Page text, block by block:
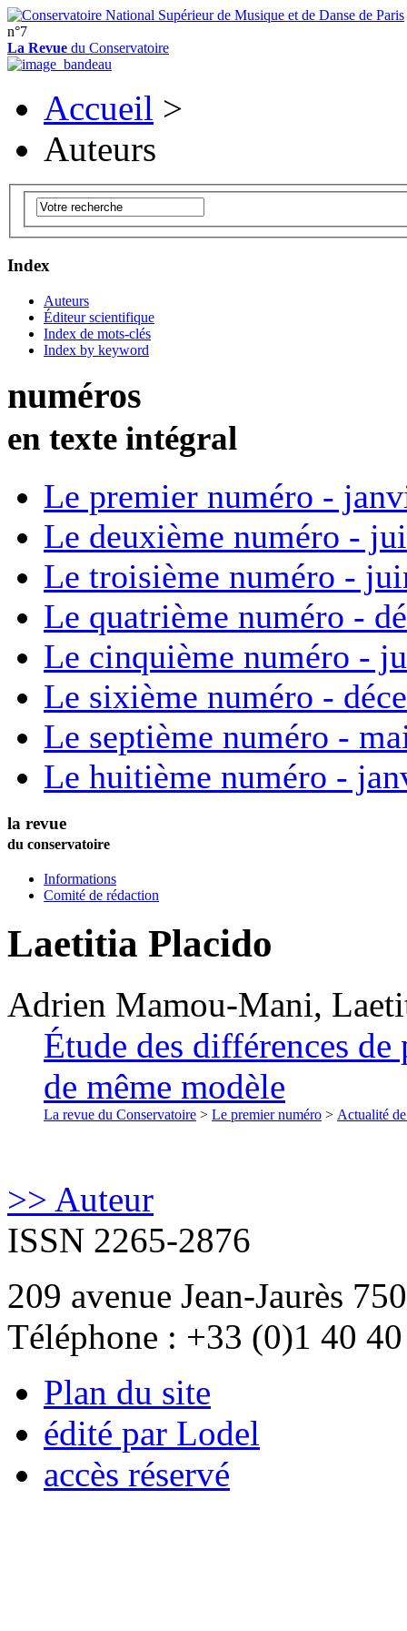
n°7
La Revue du Conservatoire
Accueil >
Auteurs
Index
Auteurs
Éditeur scientifique
Index de mots-clés
Index by keyword
numéros
en texte intégral
Le premier numéro -
Le deuxième numéro -
Le troisième numéro -
Le quatrième numéro -
Le cinquième numéro -
Le sixième numéro -
Le septième numéro -
Le huitième numéro -
la revue
du conservatoire
Informations
Comité de rédaction
Laetitia Placido
Adrien Mamou-Mani,
Étude des différences
de même modèle
La revue du Conservatoire > Le premier numéro > Actualité
>> Auteur
ISSN 2265-2876
209 avenue Jean-Jaurès
Téléphone : +33 (0)1 40
Plan du site
édité par Lodel
accès réservé